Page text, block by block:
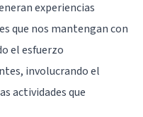
experiencias
que nos mantengan con
el esfuerzo
involucrando el
actividades que